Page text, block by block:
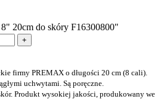
20cm do skóry F16300800"
firmy PREMAX o długości 20 cm (8 cali).
uchwytami. Są poręczne.
Produkt wysokiej jakości, produkowany we